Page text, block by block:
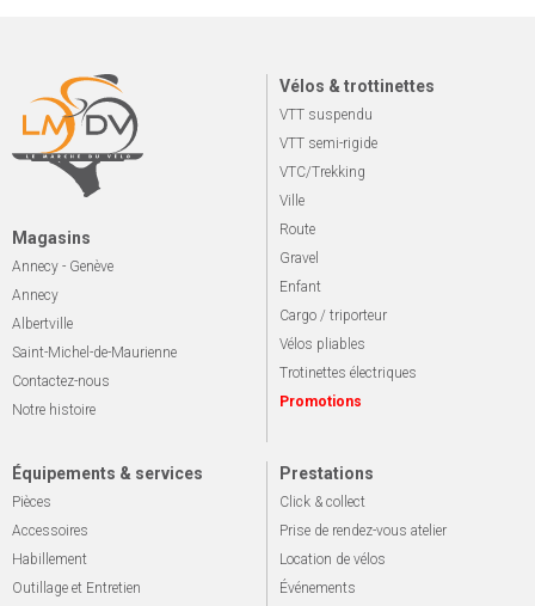
Magasins
Annecy - Genève
Annecy
Albertville
Saint-Michel-de-Maurienne
Contactez-nous
Notre histoire
Vélos & trottinettes
VTT suspendu
VTT semi-rigide
VTC/Trekking
Ville
Route
Gravel
Enfant
Cargo / triporteur
Vélos pliables
Trotinettes électriques
Promotions
Équipements & services
Pièces
Accessoires
Habillement
Outillage et Entretien
Prestations
Click & collect
Prise de rendez-vous atelier
Location de vélos
Événements